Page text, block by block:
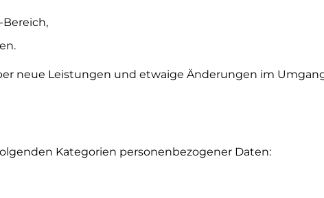
neue Leistungen und etwaige Änderungen im
Kategorien personenbezogener Daten: